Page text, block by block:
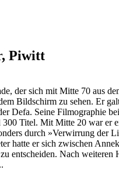
Piwitt
der sich mit Mitte 70 aus
Bildschirm zu sehen. Er
Defa. Seine Filmographie
300 Titel. Mit Mitte 20 war er
durch »Verwirrung der
hatte er sich zwischen
entscheiden. Nach weiteren